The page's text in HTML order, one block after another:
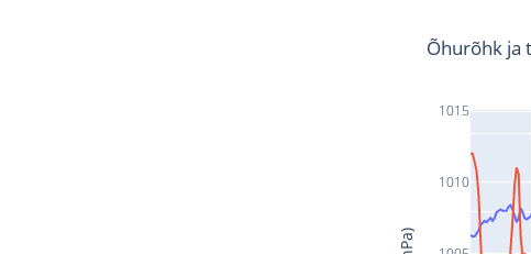
1010
1015
Õhurõhk ja